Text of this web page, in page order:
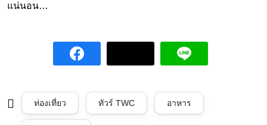
แน่นอน…
ท่องเที่ยว ทัวร์ TWC อาหาร